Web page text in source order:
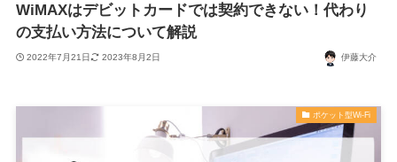
WiMAXはデビットカードでは契約できない！代わり
の支払い方法について解説
2022年7月21日 2023年8月2日 伊藤大介
ポケット型Wi-Fi